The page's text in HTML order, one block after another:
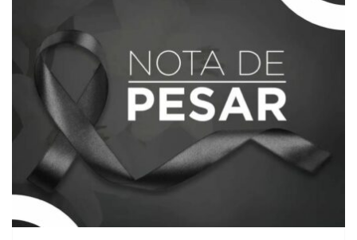
serenidade para enfrentar esta irreparável perda.
Que sua […]